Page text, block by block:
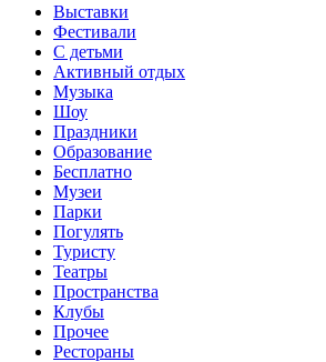
Выставки
Фестивали
С детьми
Активный отдых
Музыка
Шоу
Праздники
Образование
Бесплатно
Музеи
Парки
Погулять
Туристу
Театры
Пространства
Клубы
Прочее
Рестораны